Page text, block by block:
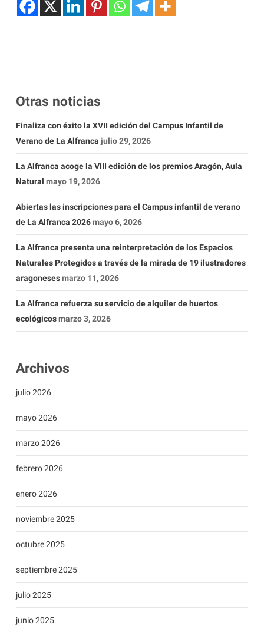
Otras noticias
Finaliza con éxito la XVII edición del Campus Infantil de
Verano de La Alfranca julio 29, 2026
La Alfranca acoge la VIII edición de los premios Aragón, Aula
Natural mayo 19, 2026
Abiertas las inscripciones para el Campus infantil de verano
de La Alfranca 2026mayo 6, 2026
La Alfranca presenta una reinterpretación de los Espacios
Naturales Protegidos a través de la mirada de 19 ilustradores
aragonesesmarzo 11, 2026
La Alfranca refuerza su servicio de alquiler de huertos
ecológicosmarzo 3, 2026
Archivos
julio 2026
mayo 2026
marzo 2026
febrero 2026
enero 2026
noviembre 2025
octubre 2025
septiembre 2025
julio 2025
junio 2025